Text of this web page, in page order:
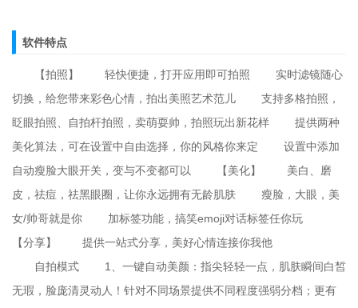
软件特点
【拍照】 轻快便捷，打开应用即可拍照 实时滤镜随心
切换，给您带来彩色心情，拍出美照艺术范儿 支持多格拍照，
眨眼拍照、自拍杆拍照，卖萌耍帅，拍照玩出新花样 提供两种
美化算法，可在设置中自由选择，你的风格你来定 设置中添加
自动瘦脸大眼开关，变与不变都可以 【美化】 美白、磨
皮，祛痘，祛黑眼圈，让你永远拥有无龄肌肤 瘦脸，大眼，美
女/帅哥就是你 加标签功能，搞笑emoji对话标签任你玩
【分享】 提供一站式分享，美好心情连接你我他
自拍模式 1、一键自动美颜：指尖轻轻一点，肌肤瞬间白皙
无瑕，脸庞清灵动人！针对不同场景提供不同程度强弱分档；更有